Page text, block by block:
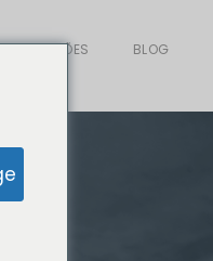
AFILIAÇÕES BLOG